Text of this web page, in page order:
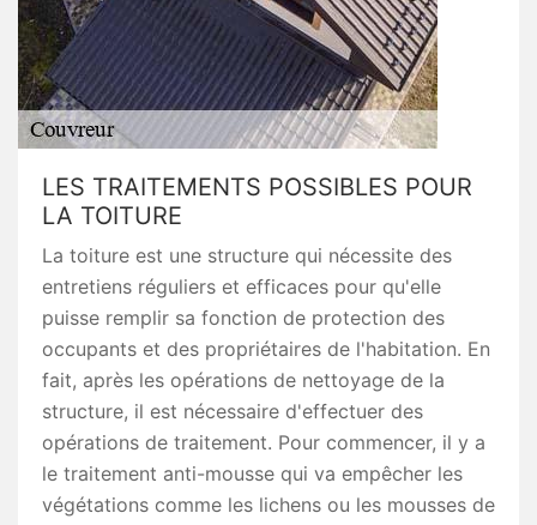
LES TRAITEMENTS POSSIBLES POUR
LA TOITURE
La toiture est une structure qui nécessite des
entretiens réguliers et efficaces pour qu'elle
puisse remplir sa fonction de protection des
occupants et des propriétaires de l'habitation. En
fait, après les opérations de nettoyage de la
structure, il est nécessaire d'effectuer des
opérations de traitement. Pour commencer, il y a
le traitement anti-mousse qui va empêcher les
végétations comme les lichens ou les mousses de